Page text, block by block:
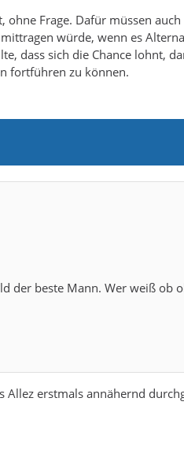
Frage. Dafür müssen auch
würde, wenn es
dass sich die Chance lohnt,
fortführen zu können.
der beste Mann. Wer weiß ob
Allez erstmals annähernd